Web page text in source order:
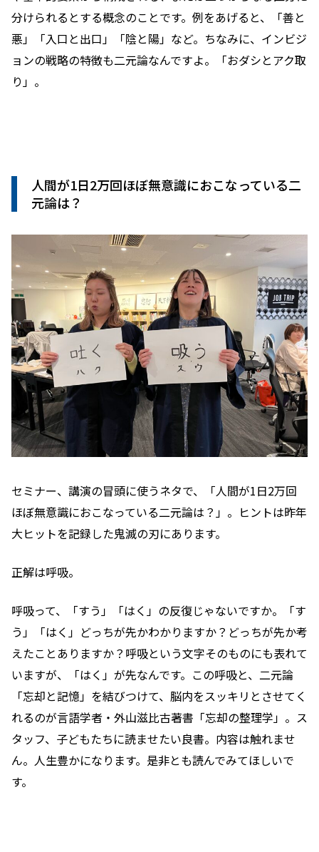
分けられるとする概念のことです。例をあげると、「善と
悪」「入口と出口」「陰と陽」など。ちなみに、インビジ
ョンの戦略の特徴も二元論なんですよ。「おダシとアク取
り」。
人間が1日2万回ほぼ無意識におこなっている二
元論は？
セミナー、講演の冒頭に使うネタで、「人間が1日2万回
ほぼ無意識におこなっている二元論は？」。ヒントは昨年
大ヒットを記録した鬼滅の刃にあります。
正解は呼吸。
呼吸って、「すう」「はく」の反復じゃないですか。「す
う」「はく」どっちが先かわかりますか？どっちが先か考
えたことありますか？呼吸という文字そのものにも表れて
いますが、「はく」が先なんです。この呼吸と、二元論
「忘却と記憶」を結びつけて、脳内をスッキリとさせてく
れるのが言語学者・外山滋比古著書「忘却の整理学」。ス
タッフ、子どもたちに読ませたい良書。内容は触れませ
ん。人生豊かになります。是非とも読んでみてほしいで
す。